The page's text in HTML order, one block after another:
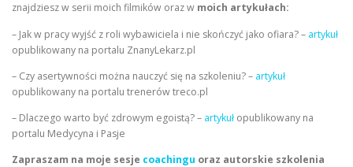
znajdziesz w serii moich filmików oraz w moich artykułach:
– Jak w pracy wyjść z roli wybawiciela i nie skończyć jako ofiara? – artykuł
opublikowany na portalu ZnanyLekarz.pl
– Czy asertywności można nauczyć się na szkoleniu? – artykuł
opublikowany na portalu trenerów treco.pl
– Dlaczego warto być zdrowym egoistą? – artykuł opublikowany na
portalu Medycyna i Pasje
Zapraszam na moje sesje coachingu oraz autorskie szkolenia